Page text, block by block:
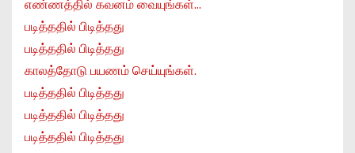
எண்ணத்தில் கவனம் வையுங்கள்…
படித்ததில் பிடித்தது
படித்ததில் பிடித்தது
காலத்தோடு பயணம் செய்யுங்கள்.
படித்ததில் பிடித்தது
படித்ததில் பிடித்தது
படித்ததில் பிடித்தது